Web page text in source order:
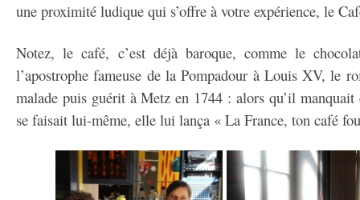
une proximité ludique qui s’offre à votre expérience, le
Notez, le café, c’est déjà baroque, comme le
l’apostrophe fameuse de la Pompadour à Louis XV, le
malade puis guérit à Metz en 1744 : alors qu’il
se faisait lui-même, elle lui lança « La France, ton café